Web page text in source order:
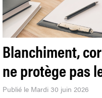
Blanchiment,
ne protège pas
Publié le Mardi 30 juin 2026